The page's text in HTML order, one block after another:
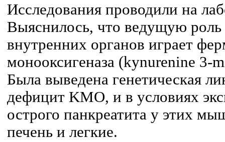
Исследования проводили на
Выяснилось, что ведущую
внутренних органов играет
монооксигеназа (kynurenine 3-
Была выведена генетическая
дефицит KMO, и в условиях
острого панкреатита у этих
печень и легкие.